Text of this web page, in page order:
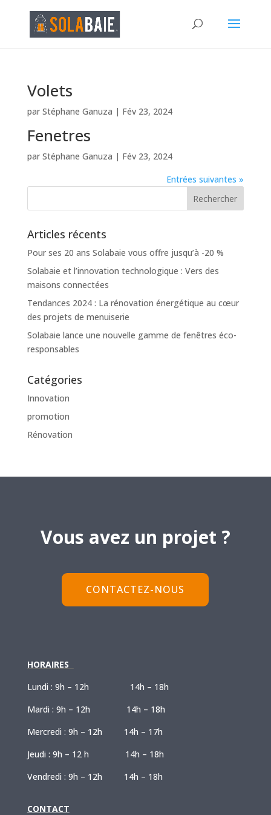
Volets
par Stéphane Ganuza | Fév 23, 2024
Fenetres
par Stéphane Ganuza | Fév 23, 2024
Entrées suivantes »
Articles récents
Pour ses 20 ans Solabaie vous offre jusqu’à -20 %
Solabaie et l’innovation technologique : Vers des
maisons connectées
Tendances 2024 : La rénovation énergétique au cœur
des projets de menuiserie
Solabaie lance une nouvelle gamme de fenêtres éco-
responsables
Catégories
Innovation
promotion
Rénovation
Vous avez un projet ?
CONTACTEZ-NOUS
HORAIRES
Lundi : 9h – 12h 14h – 18h
Mardi : 9h – 12h 14h – 18h
Mercredi : 9h – 12h 14h – 17h
Jeudi : 9h – 12 h 14h – 18h
Vendredi : 9h – 12h 14h – 18h
CONTACT